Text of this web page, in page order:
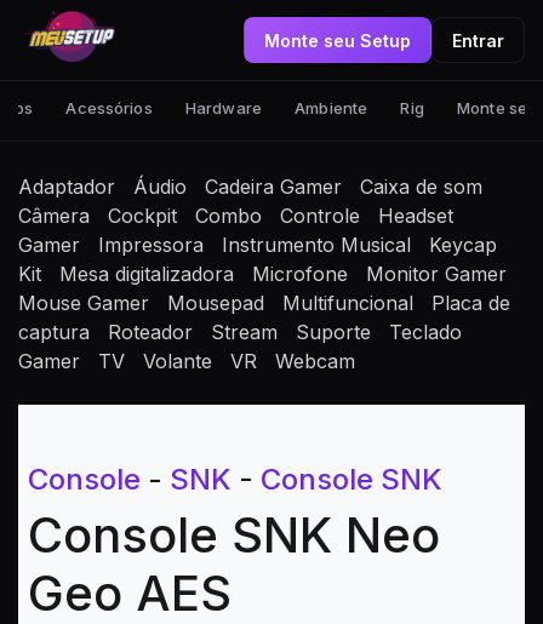
Monte seu Setup Entrar
Acessórios Hardware Ambiente Rig Monte seu
Adaptador Áudio Cadeira Gamer
Caixa de som
Câmera
Cockpit Combo Controle
Headset
Gamer
Impressora Instrumento Musical
Keycap
Kit
Mesa digitalizadora Microfone
Monitor Gamer
Mouse Gamer
Mousepad Multifuncional
Placa de
captura
Roteador Stream Suporte
Teclado
Gamer
TV Volante VR Webcam
Console - SNK - Console SNK
Console SNK Neo
Geo AES